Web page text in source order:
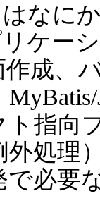
はな
ケー
成、
ト指向
外処理
で必要